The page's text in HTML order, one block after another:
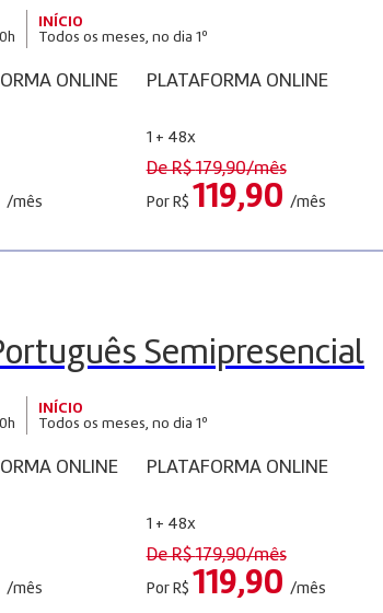
INÍCIO
Todos os meses, no dia 1º
ONLINE
/mês
PLATAFORMA ONLINE
1 + 48x
De R$179,90/mês
Por R$ 119,90 /mês
Semipresencial
INÍCIO
Todos os meses, no dia 1º
ONLINE
/mês
PLATAFORMA ONLINE
1 + 48x
De R$179,90/mês
Por R$ 119,90 /mês